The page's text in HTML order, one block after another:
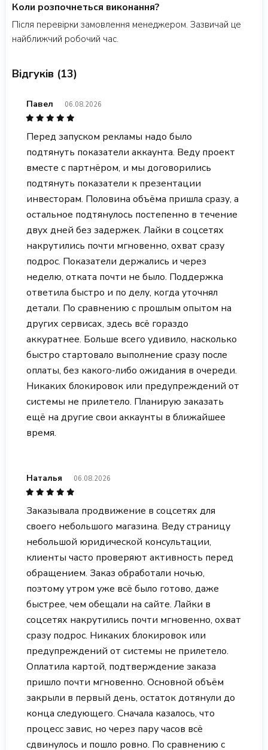
Коли розпочнеться виконання?
Після перевірки замовлення менеджером. Зазвичай це
найближчий робочий час.
Відгуків (13)
Павел 06.08.2026
Перед запуском рекламы надо было
подтянуть показатели аккаунта. Веду проект
вместе с партнёром, и мы договорились
подтянуть показатели к презентации
инвесторам. Половина объёма пришла сразу, а
остальное подтянулось постепенно в течение
двух дней без задержек. Лайки в соцсетях
накрутились почти мгновенно, охват сразу
подрос. Показатели держались и через
неделю, отката почти не было. Поддержка
ответила быстро и по делу, когда уточнял
детали. По сравнению с прошлым опытом на
других сервисах, здесь всё гораздо
аккуратнее. Больше всего удивило, насколько
быстро стартовало выполнение сразу после
оплаты, без какого-либо ожидания в очереди.
Никаких блокировок или предупреждений от
системы не прилетело. Планирую заказать
ещё на другие свои аккаунты в ближайшее
время.
Наталья 06.08.2026
Заказывала продвижение в соцсетях для
своего небольшого магазина. Веду страницу
небольшой юридической консультации,
клиенты часто проверяют активность перед
обращением. Заказ обработали ночью,
поэтому утром уже всё было готово, даже
быстрее, чем обещали на сайте. Лайки в
соцсетях накрутились почти мгновенно, охват
сразу подрос. Никаких блокировок или
предупреждений от системы не прилетело.
Оплатила картой, подтверждение заказа
пришло почти мгновенно. Основной объём
закрыли в первый день, остаток дотянули до
конца следующего. Сначала казалось, что
процесс завис, но через пару часов всё
сдвинулось и пошло ровно. По сравнению с